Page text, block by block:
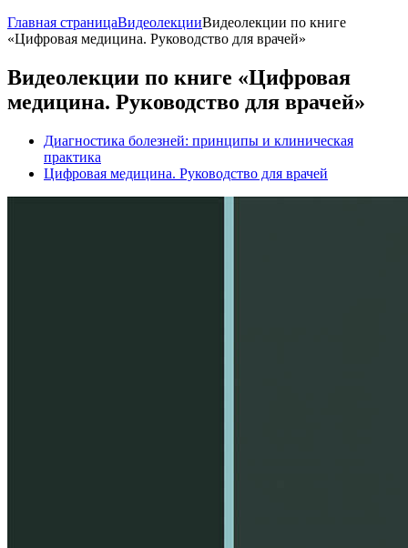
Главная страницаВидеолекцииВидеолекции по книге
«Цифровая медицина. Руководство для врачей»
Видеолекции по книге «Цифровая
медицина. Руководство для врачей»
Диагностика болезней: принципы и клиническая
практика
Цифровая медицина. Руководство для врачей